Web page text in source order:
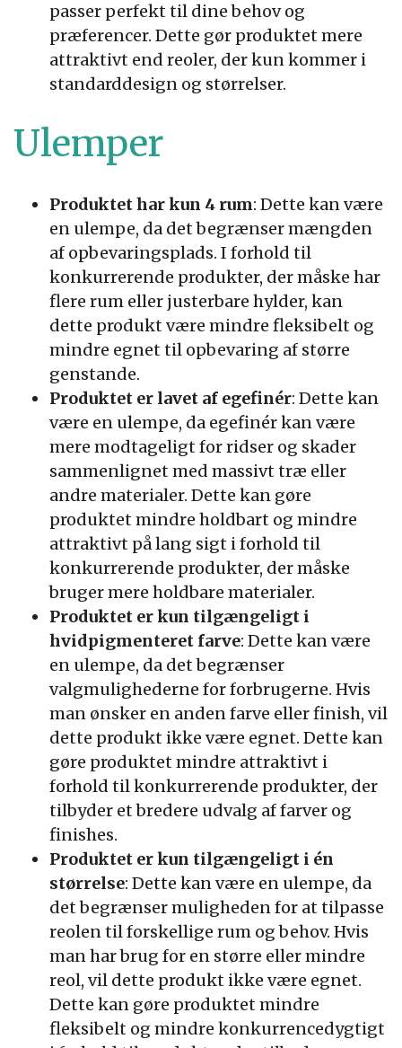
passer perfekt til dine behov og
præferencer. Dette gør produktet mere
attraktivt end reoler, der kun kommer i
standarddesign og størrelser.
Ulemper
Produktet har kun 4 rum: Dette kan være
en ulempe, da det begrænser mængden
af opbevaringsplads. I forhold til
konkurrerende produkter, der måske har
flere rum eller justerbare hylder, kan
dette produkt være mindre fleksibelt og
mindre egnet til opbevaring af større
genstande.
Produktet er lavet af egefinér: Dette kan
være en ulempe, da egefinér kan være
mere modtageligt for ridser og skader
sammenlignet med massivt træ eller
andre materialer. Dette kan gøre
produktet mindre holdbart og mindre
attraktivt på lang sigt i forhold til
konkurrerende produkter, der måske
bruger mere holdbare materialer.
Produktet er kun tilgængeligt i
hvidpigmenteret farve: Dette kan være
en ulempe, da det begrænser
valgmulighederne for forbrugerne. Hvis
man ønsker en anden farve eller finish, vil
dette produkt ikke være egnet. Dette kan
gøre produktet mindre attraktivt i
forhold til konkurrerende produkter, der
tilbyder et bredere udvalg af farver og
finishes.
Produktet er kun tilgængeligt i én
størrelse: Dette kan være en ulempe, da
det begrænser muligheden for at tilpasse
reolen til forskellige rum og behov. Hvis
man har brug for en større eller mindre
reol, vil dette produkt ikke være egnet.
Dette kan gøre produktet mindre
fleksibelt og mindre konkurrencedygtigt